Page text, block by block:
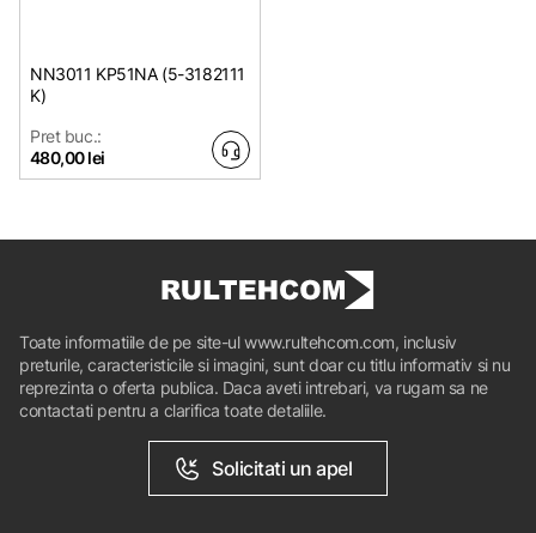
NN3011 KP51NA (5-3182111
K)
Pret buc.:
480,00 lei
Toate informatiile de pe site-ul www.rultehcom.com, inclusiv
preturile, caracteristicile si imagini, sunt doar cu titlu informativ si nu
reprezinta o oferta publica. Daca aveti intrebari, va rugam sa ne
contactati pentru a clarifica toate detaliile.
Solicitati un apel